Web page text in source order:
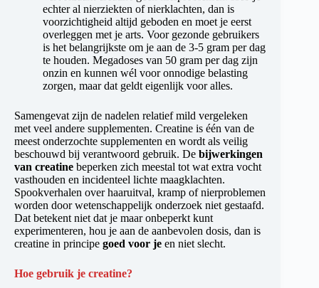
echter al nierziekten of nierklachten, dan is
voorzichtigheid altijd geboden en moet je eerst
overleggen met je arts. Voor gezonde gebruikers
is het belangrijkste om je aan de 3-5 gram per dag
te houden. Megadoses van 50 gram per dag zijn
onzin en kunnen wél voor onnodige belasting
zorgen, maar dat geldt eigenlijk voor alles.
Samengevat zijn de nadelen relatief mild vergeleken
met veel andere supplementen. Creatine is één van de
meest onderzochte supplementen en wordt als veilig
beschouwd bij verantwoord gebruik. De bijwerkingen
van creatine beperken zich meestal tot wat extra vocht
vasthouden en incidenteel lichte maagklachten.
Spookverhalen over haaruitval, kramp of nierproblemen
worden door wetenschappelijk onderzoek niet gestaafd.
Dat betekent niet dat je maar onbeperkt kunt
experimenteren, hou je aan de aanbevolen dosis, dan is
creatine in principe goed voor je en niet slecht.
Hoe gebruik je creatine?